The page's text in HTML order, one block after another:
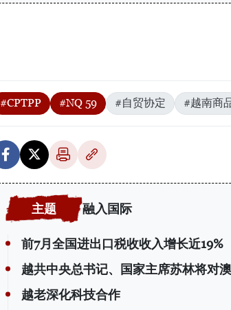
#CPTPP #NQ 59 #自贸协定 #越南商
融入国际
前7月全国进出口税收收入增长近19%
越共中央总书记、国家主席苏林将对
越老深化科技合作